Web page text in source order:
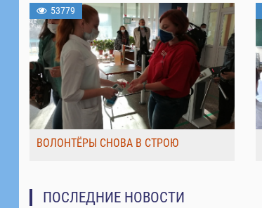
53779
ВОЛОНТЁРЫ СНОВА В СТРОЮ
ПОСЛЕДНИЕ НОВОСТИ